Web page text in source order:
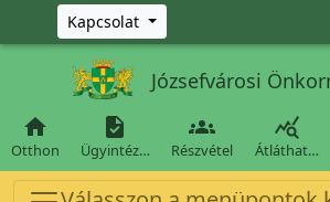
Ugrás a fő tartalomra
Kapcsolat
Józsefvárosi

Otthon

Ügyintéz…

Részvétel

Átláthat…